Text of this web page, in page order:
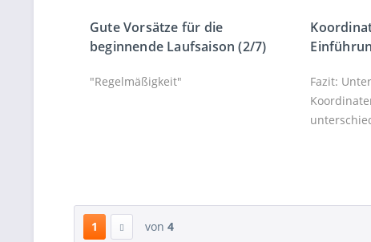
Gute Vorsätze für die
beginnende Laufsaison (2/7)
"Regelmäßigkeit"
Fazit:
1 von 4